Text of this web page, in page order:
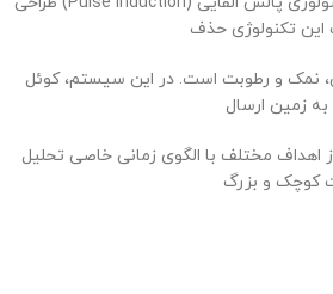
این تکنولوژی حذف
نمک و رطوبت است. در این سیستم، کوئل
زمین ارسال
اهداف مختلف با الگوی زمانی خاصی تحلیل
کوچک و بزرگ